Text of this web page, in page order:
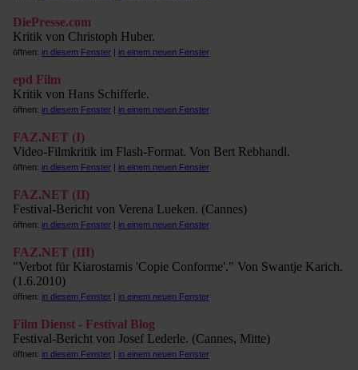
DiePresse.com
Kritik von Christoph Huber.
öffnen: in diesem Fenster | in einem neuen Fenster
epd Film
Kritik von Hans Schifferle.
öffnen: in diesem Fenster | in einem neuen Fenster
FAZ.NET (I)
Video-Filmkritik im Flash-Format. Von Bert Rebhandl.
öffnen: in diesem Fenster | in einem neuen Fenster
FAZ.NET (II)
Festival-Bericht von Verena Lueken. (Cannes)
öffnen: in diesem Fenster | in einem neuen Fenster
FAZ.NET (III)
"Verbot für Kiarostamis 'Copie Conforme'." Von Swantje Karich.
(1.6.2010)
öffnen: in diesem Fenster | in einem neuen Fenster
Film Dienst - Festival Blog
Festival-Bericht von Josef Lederle. (Cannes, Mitte)
öffnen: in diesem Fenster | in einem neuen Fenster